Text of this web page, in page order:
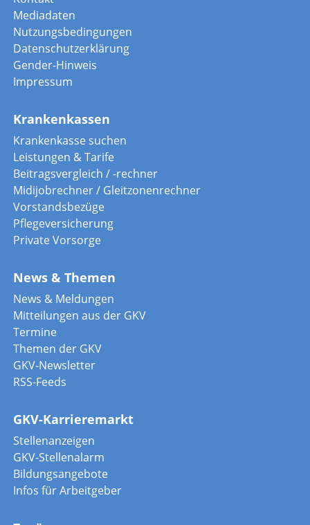
Mediadaten
Nutzungsbedingungen
Datenschutzerklärung
Gender-Hinweis
Impressum
Krankenkassen
Krankenkasse suchen
Leistungen & Tarife
Beitragsvergleich / -rechner
Midijobrechner / Gleitzonenrechner
Vorstandsbezüge
Pflegeversicherung
Private Vorsorge
News & Themen
News & Meldungen
Mitteilungen aus der GKV
Termine
Themen der GKV
GKV-Newsletter
RSS-Feeds
GKV-Karrieremarkt
Stellenanzeigen
GKV-Stellenalarm
Bildungsangebote
Infos für Arbeitgeber